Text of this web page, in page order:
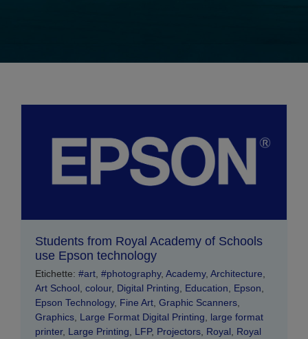
Students from Royal Academy of Schools
use Epson technology
Etichette: #art #photography, Academy, Architecture
Art School colour, Digital Printing Education Epson
Epson Technology, Fine Art Graphic Scanners
Graphics Large Format Digital Printing
large format
printer, Large Printing LFP, Projectors Royal
Royal